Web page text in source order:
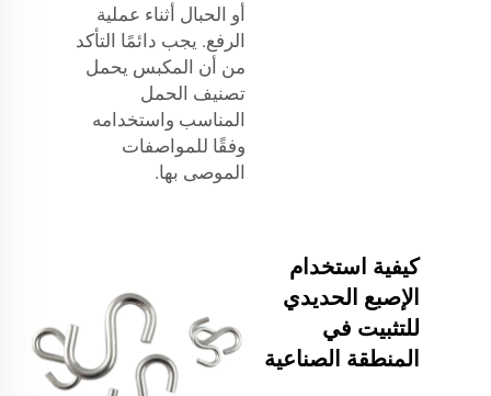
أو الحبال أثناء عملية
الرفع. يجب دائمًا التأكد
من أن المكبس يحمل
تصنيف الحمل
المناسب واستخدامه
وفقًا للمواصفات
الموصى بها.
كيفية استخدام
الإصبع الحديدي
للتثبيت في
المنطقة الصناعية